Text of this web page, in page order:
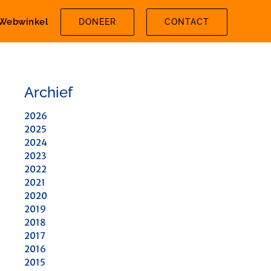
DONEER CONTACT
Archief
2026
2025
2024
2023
2022
2021
2020
2019
2018
2017
2016
2015